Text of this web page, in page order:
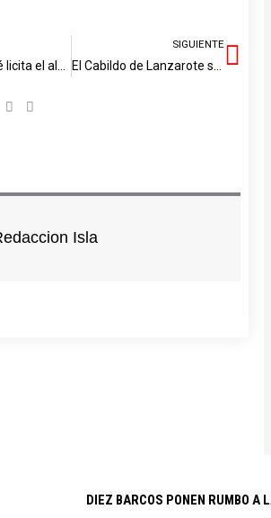
SIGUIENTE
Isla
DIEZ BARCOS PONEN RUMBO A